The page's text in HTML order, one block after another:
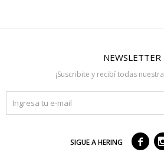
NEWSLETTER
¡Suscribite y recibí todas
SIGUE A HERING 